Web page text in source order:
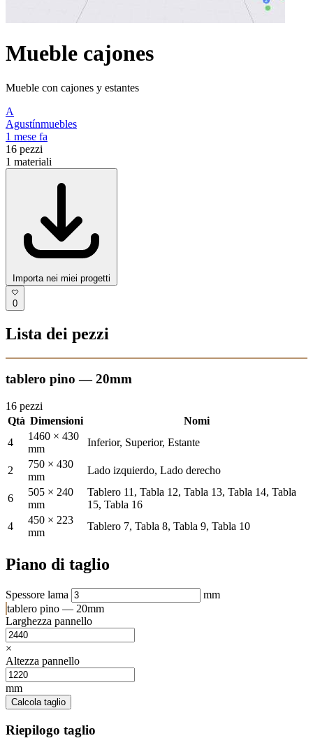
Mueble cajones
Mueble con cajones y estantes
A
Agustínmuebles
1 mese fa
16 pezzi
1 materiali
Importa nei miei progetti
0
Lista dei pezzi
tablero pino — 20mm
16 pezzi
Qtà Dimensioni
Nomi
4
1460 × 430
mm
Inferior, Superior, Estante
2
750 × 430
mm
Lado izquierdo, Lado derecho
6
505 × 240
mm
Tablero 11, Tabla 12, Tabla 13, Tabla 14, Tabla
15, Tabla 16
4
450 × 223
mm
Tablero 7, Tabla 8, Tabla 9, Tabla 10
Piano di taglio
Spessore lama
mm
tablero pino — 20mm
Larghezza pannello
×
Altezza pannello
mm
Calcola taglio
Riepilogo taglio